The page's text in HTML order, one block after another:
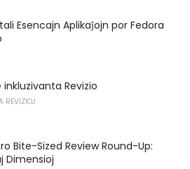
Esencajn Aplikaĵojn por Fedora
inkluzivanta Revizio
REVIZIOJ
Bite-Sized Review Round-Up:
Dimensioj